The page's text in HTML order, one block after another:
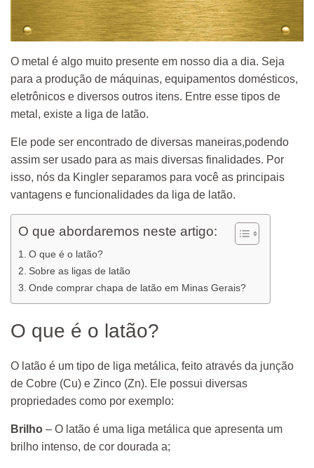
O metal é algo muito presente em nosso dia a dia. Seja
para a produção de máquinas, equipamentos domésticos,
eletrônicos e diversos outros itens. Entre esse tipos de
metal, existe a liga de latão.
Ele pode ser encontrado de diversas maneiras,podendo
assim ser usado para as mais diversas finalidades. Por
isso, nós da Kingler separamos para você as principais
vantagens e funcionalidades da liga de latão.
O que abordaremos neste artigo:
O que é o latão?
Sobre as ligas de latão
Onde comprar chapa de latão em Minas Gerais?
O que é o latão?
O latão é um tipo de liga metálica, feito através da junção
de Cobre (Cu) e Zinco (Zn). Ele possui diversas
propriedades como por exemplo:
Brilho – O latão é uma liga metálica que apresenta um
brilho intenso, de cor dourada a;